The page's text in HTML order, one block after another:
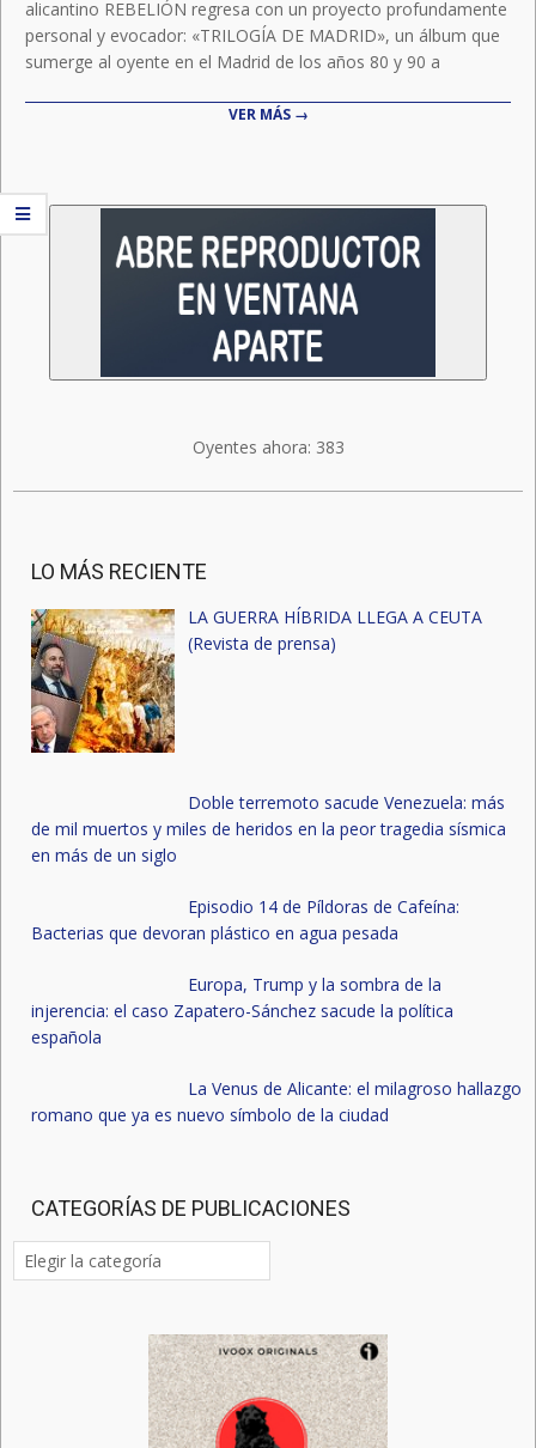
alicantino REBELIÓN regresa con un proyecto profundamente
personal y evocador: «TRILOGÍA DE MADRID», un álbum que
sumerge al oyente en el Madrid de los años 80 y 90 a
VER MÁS →
Oyentes ahora: 383
LO MÁS RECIENTE
LA GUERRA HÍBRIDA LLEGA A CEUTA
(Revista de prensa)
Doble terremoto sacude Venezuela: más
de mil muertos y miles de heridos en la peor tragedia sísmica
en más de un siglo
Episodio 14 de Píldoras de Cafeína:
Bacterias que devoran plástico en agua pesada
Europa, Trump y la sombra de la
injerencia: el caso Zapatero-Sánchez sacude la política
española
La Venus de Alicante: el milagroso hallazgo
romano que ya es nuevo símbolo de la ciudad
CATEGORÍAS DE PUBLICACIONES
Categorías
de